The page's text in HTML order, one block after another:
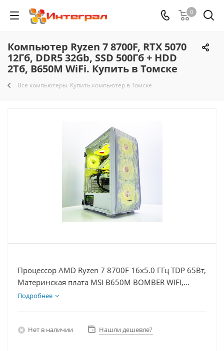
0
Компьютер Ryzen 7 8700F, RTX 5070
12Гб, DDR5 32Gb, SSD 500Гб + HDD
2Тб, B650M WiFi. Купить в Томске
Все компьютеры. Купить компьютер в Томске
Процессор AMD Ryzen 7 8700F 16x5.0 ГГц TDP 65Вт,
Материнская плата MSI B650M BOMBER WIFI,
Видеокарта RTX 5070 12Гб, Память DDR5 32Gb,
Подробнее
Нет в наличии Нашли дешевле?